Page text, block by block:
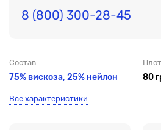
8 (800) 300-28-45
Состав
75% вискоза, 25% нейлон 80
Все характеристики